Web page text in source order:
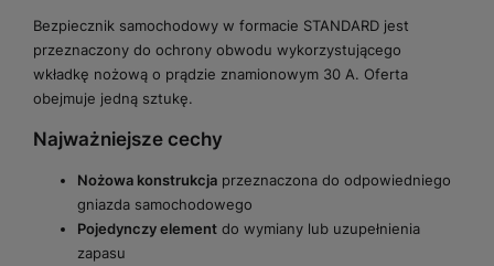
Bezpiecznik samochodowy w formacie STANDARD jest
przeznaczony do ochrony obwodu wykorzystującego
wkładkę nożową o prądzie znamionowym 30 A. Oferta
obejmuje jedną sztukę.
Najważniejsze cechy
Nożowa konstrukcja przeznaczona do odpowiedniego
gniazda samochodowego
Pojedynczy element do wymiany lub uzupełnienia
zapasu